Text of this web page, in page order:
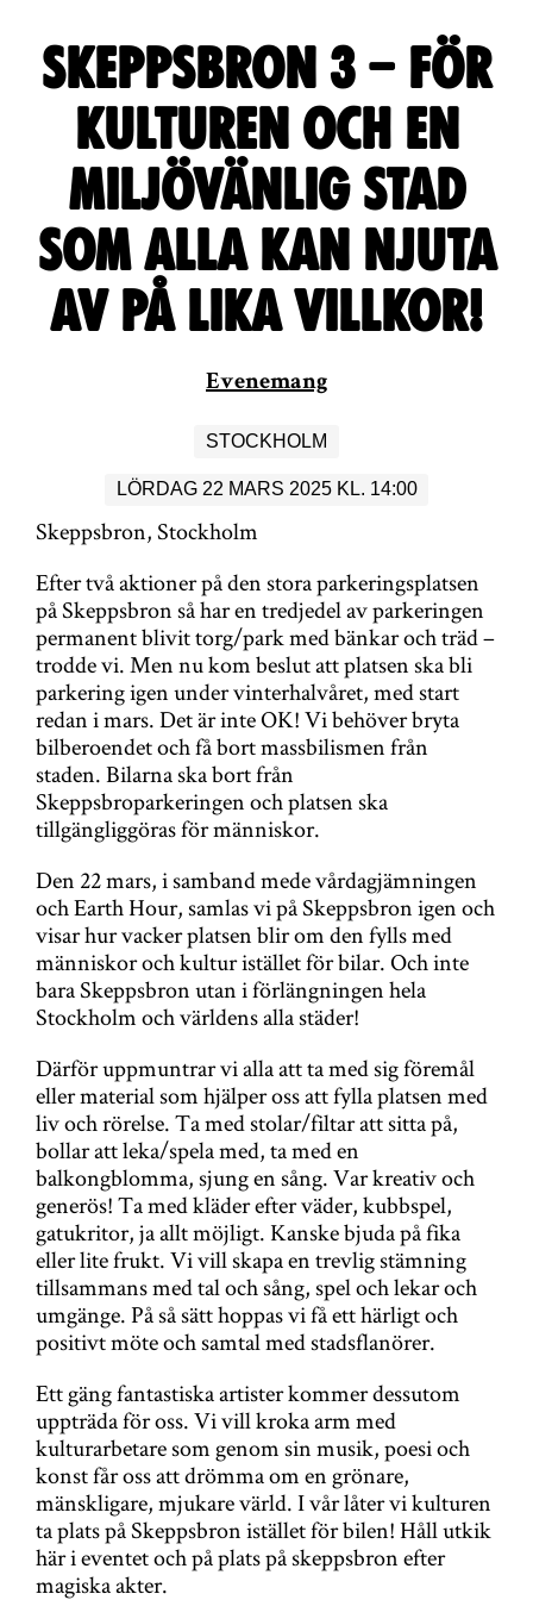
a
t
n
Skeppsbron 3 – för
kulturen och en
miljövänlig stad
som alla kan njuta
av på lika villkor!
Evenemang
STOCKHOLM
LÖRDAG 22 MARS 2025 KL. 14:00
Skeppsbron, Stockholm
Efter två aktioner på den stora parkeringsplatsen
på Skeppsbron så har en tredjedel av parkeringen
permanent blivit torg/park med bänkar och träd –
trodde vi. Men nu kom beslut att platsen ska bli
parkering igen under vinterhalvåret, med start
redan i mars. Det är inte OK! Vi behöver bryta
bilberoendet och få bort massbilismen från
staden. Bilarna ska bort från
Skeppsbroparkeringen och platsen ska
tillgängliggöras för människor.
Den 22 mars, i samband mede vårdagjämningen
och Earth Hour, samlas vi på Skeppsbron igen och
visar hur vacker platsen blir om den fylls med
människor och kultur istället för bilar. Och inte
bara Skeppsbron utan i förlängningen hela
Stockholm och världens alla städer!
Därför uppmuntrar vi alla att ta med sig föremål
eller material som hjälper oss att fylla platsen med
liv och rörelse. Ta med stolar/filtar att sitta på,
bollar att leka/spela med, ta med en
balkongblomma, sjung en sång. Var kreativ och
generös! Ta med kläder efter väder, kubbspel,
gatukritor, ja allt möjligt. Kanske bjuda på fika
eller lite frukt. Vi vill skapa en trevlig stämning
tillsammans med tal och sång, spel och lekar och
umgänge. På så sätt hoppas vi få ett härligt och
positivt möte och samtal med stadsflanörer.
Ett gäng fantastiska artister kommer dessutom
uppträda för oss. Vi vill kroka arm med
kulturarbetare som genom sin musik, poesi och
konst får oss att drömma om en grönare,
mänskligare, mjukare värld. I vår låter vi kulturen
ta plats på Skeppsbron istället för bilen! Håll utkik
här i eventet och på plats på skeppsbron efter
magiska akter.